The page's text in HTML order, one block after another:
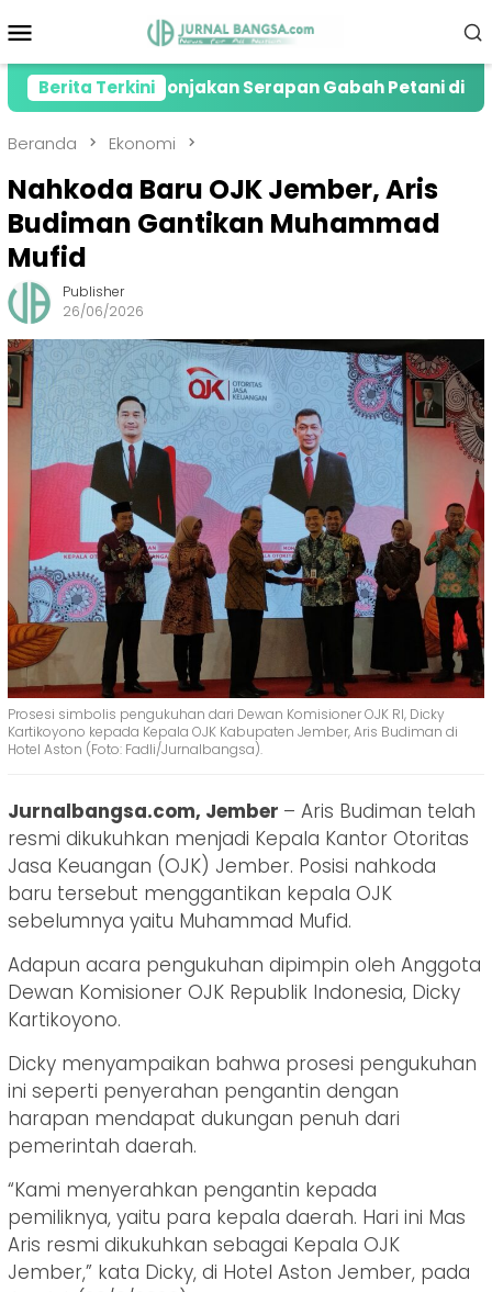
ke
Mobile
Berita Terkini
Lonjakan Serapan Gabah Petani di Jember
Beranda Ekonomi
Nahkoda Baru OJK Jember, Aris
Budiman Gantikan Muhammad
Mufid
Publisher
26/06/2026
Prosesi simbolis pengukuhan dari Dewan Komisioner OJK RI, Dicky
Kartikoyono kepada Kepala OJK Kabupaten Jember, Aris Budiman di
Hotel Aston (Foto: Fadli/Jurnalbangsa).
Jurnalbangsa.com, Jember – Aris Budiman telah
resmi dikukuhkan menjadi Kepala Kantor Otoritas
Jasa Keuangan (OJK) Jember. Posisi nahkoda
baru tersebut menggantikan kepala OJK
sebelumnya yaitu Muhammad Mufid.
Adapun acara pengukuhan dipimpin oleh Anggota
Dewan Komisioner OJK Republik Indonesia, Dicky
Kartikoyono.
Dicky menyampaikan bahwa prosesi pengukuhan
ini seperti penyerahan pengantin dengan
harapan mendapat dukungan penuh dari
pemerintah daerah.
“Kami menyerahkan pengantin kepada
pemiliknya, yaitu para kepala daerah. Hari ini Mas
Aris resmi dikukuhkan sebagai Kepala OJK
Jember,” kata Dicky, di Hotel Aston Jember, pada